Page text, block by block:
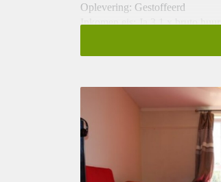
Oplevering: Gestoffeerd
Inkomen eis: Ja 3,1 x bruto huur
Borg: 1 maand
Gedeelde keuken: Nee
Gedeelde woonkamer: Nee
Huisgenoten: Nee
Geslacht huisgenoten: N.v.t.